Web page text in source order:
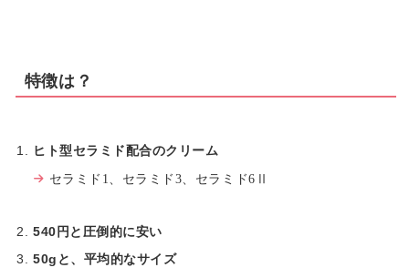
特徴は？
ヒト型セラミド配合のクリーム
セラミド1、セラミド3、セラミド6Ⅱ
540円と圧倒的に安い
50gと、平均的なサイズ